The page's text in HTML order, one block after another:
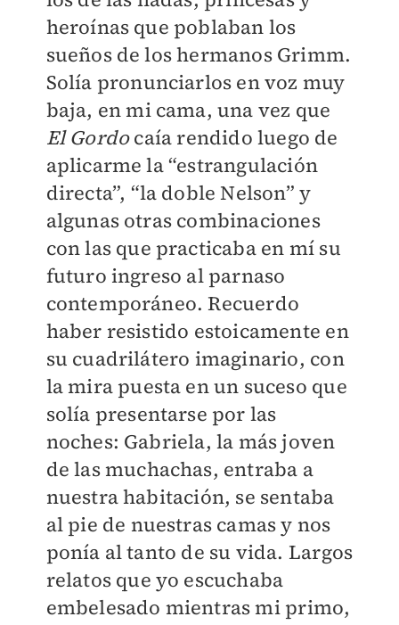
heroínas que poblaban los
sueños de los hermanos Grimm.
Solía pronunciarlos en voz muy
baja, en mi cama, una vez que
El Gordocaía rendido luego de
aplicarme la “estrangulación
directa”, “la doble Nelson” y
algunas otras combinaciones
con las que practicaba en mí su
futuro ingreso al parnaso
contemporáneo. Recuerdo
haber resistido estoicamente en
su cuadrilátero imaginario, con
la mira puesta en un suceso que
solía presentarse por las
noches: Gabriela, la más joven
de las muchachas, entraba a
nuestra habitación, se sentaba
al pie de nuestras camas y nos
ponía al tanto de su vida. Largos
relatos que yo escuchaba
embelesado mientras mi primo,